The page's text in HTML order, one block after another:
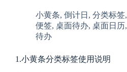
步
使
用
明
小黄条, 倒计日 , 分类标签,
便签, 桌面待办, 桌面日历,
待办
1.小黄条分类标签使用说明